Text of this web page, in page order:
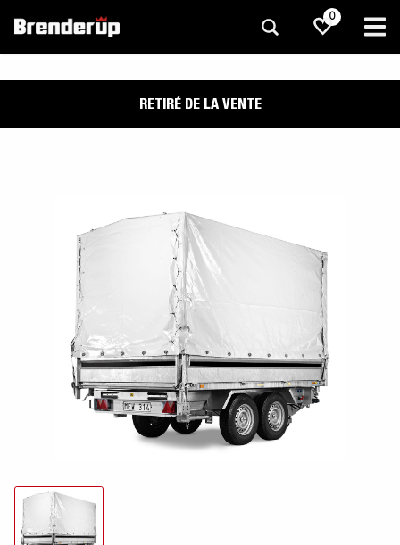
0
RETIRÉ DE LA VENTE